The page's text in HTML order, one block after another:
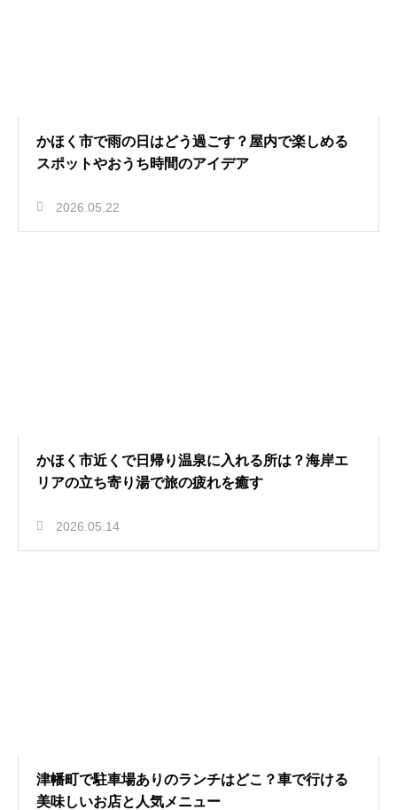
かほく市で雨の日はどう過ごす？屋内で楽しめる
スポットやおうち時間のアイデア
2026.05.22
かほく市近くで日帰り温泉に入れる所は？海岸エ
リアの立ち寄り湯で旅の疲れを癒す
2026.05.14
津幡町で駐車場ありのランチはどこ？車で行ける
美味しいお店と人気メニュー